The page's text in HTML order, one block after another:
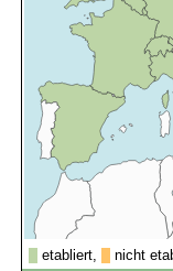
etabliert, nicht